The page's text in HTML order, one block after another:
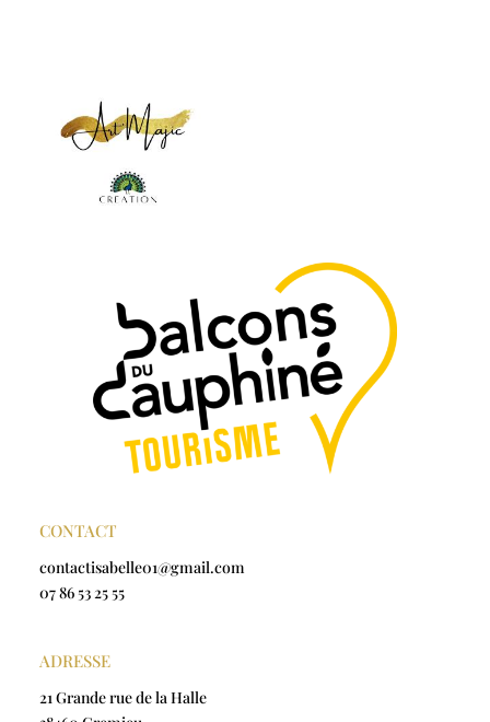
CONTACT
contactisabelle01@gmail.com
07 86 53 25 55
ADRESSE
21 Grande rue de la Halle